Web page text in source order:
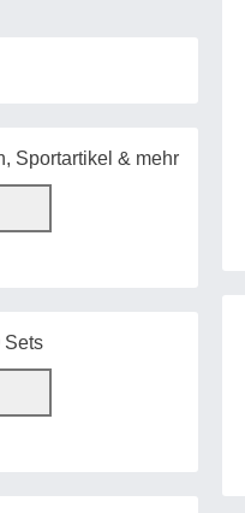
Sportartikel & mehr
Sets